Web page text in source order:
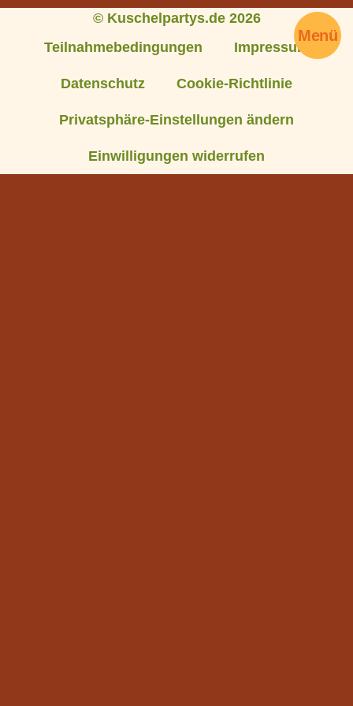
Menü
© Kuschelpartys.de 2026
Teilnahmebedingungen
Impressum
Datenschutz Cookie-Richtlinie
Privatsphäre-Einstellungen ändern
Einwilligungen widerrufen